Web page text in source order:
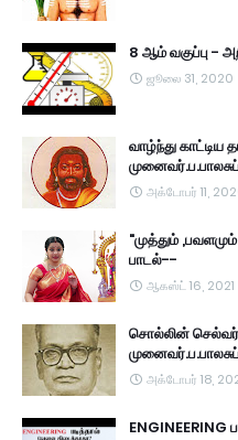
8 ஆம் வகுப்பு -
ஜூலை 31, 2020
வாழ்ந்து காட்டிய
அக்டோபர் 11,
"முத்தும்
பாடல்--
ஆகஸ்ட் 16, 2021
சொல்லின் செல்வர்
அக்டோபர் 18,
ENGINEERING